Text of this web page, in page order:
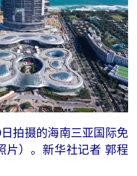
拍摄的海南三亚国际免
片）。新华社记者 郭程